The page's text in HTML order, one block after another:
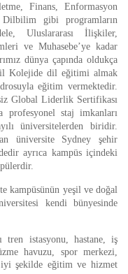
Finans, Enformasyon
gibi programların
Uluslararası İlişkiler,
ve Muhasebe’ye kadar
dünya çapında oldukça
Kolejide dil eğitimi almak
eğitim vermektedir.
Global Liderlik Sertifikası
profesyonel staj imkanları
üniversitelerden biridir.
üniversite
Sydney şehir
ayrıca kampüs içindeki
kampüsünün yeşil ve doğal
kendi bünyesinde
tren istasyonu, hastane, iş
havuzu, spor merkezi,
şekilde eğitim ve hizmet